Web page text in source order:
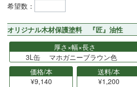
希望数：
オリジナル木材保護塗料 『匠』油性
厚さ×幅×長さ
3L缶 マホガニーブラウン色
価格/本
¥9,140
送料/本
¥1,200